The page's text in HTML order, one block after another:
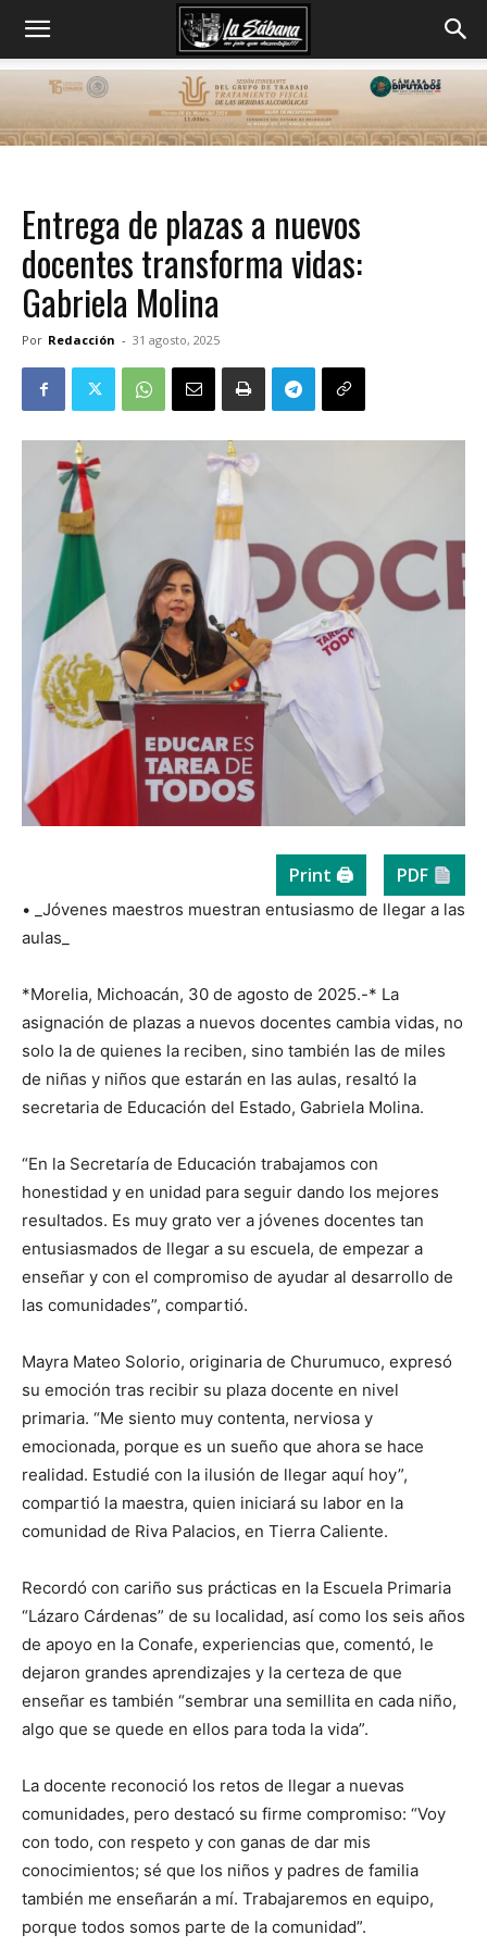
Entrega de plazas a nuevos
docentes transforma vidas:
Gabriela Molina
Por Redacción - 31 agosto, 2025
Print 🖨 PDF
• _Jóvenes maestros muestran entusiasmo de llegar a las
aulas_
*Morelia, Michoacán, 30 de agosto de 2025.-* La
asignación de plazas a nuevos docentes cambia vidas, no
solo la de quienes la reciben, sino también las de miles
de niñas y niños que estarán en las aulas, resaltó la
secretaria de Educación del Estado, Gabriela Molina.
“En la Secretaría de Educación trabajamos con
honestidad y en unidad para seguir dando los mejores
resultados. Es muy grato ver a jóvenes docentes tan
entusiasmados de llegar a su escuela, de empezar a
enseñar y con el compromiso de ayudar al desarrollo de
las comunidades”, compartió.
Mayra Mateo Solorio, originaria de Churumuco, expresó
su emoción tras recibir su plaza docente en nivel
primaria. “Me siento muy contenta, nerviosa y
emocionada, porque es un sueño que ahora se hace
realidad. Estudié con la ilusión de llegar aquí hoy”,
compartió la maestra, quien iniciará su labor en la
comunidad de Riva Palacios, en Tierra Caliente.
Recordó con cariño sus prácticas en la Escuela Primaria
“Lázaro Cárdenas” de su localidad, así como los seis años
de apoyo en la Conafe, experiencias que, comentó, le
dejaron grandes aprendizajes y la certeza de que
enseñar es también “sembrar una semillita en cada niño,
algo que se quede en ellos para toda la vida”.
La docente reconoció los retos de llegar a nuevas
comunidades, pero destacó su firme compromiso: “Voy
con todo, con respeto y con ganas de dar mis
conocimientos; sé que los niños y padres de familia
también me enseñarán a mí. Trabajaremos en equipo,
porque todos somos parte de la comunidad”.